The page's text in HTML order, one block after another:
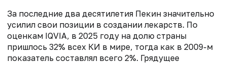
За последние два десятилетия Пекин значительно
усилил свои позиции в создании лекарств. По
оценкам IQVIA, в 2025 году на долю страны
пришлось 32% всех КИ в мире, тогда как в 2009-м
показатель составлял всего 2%. Грядущее